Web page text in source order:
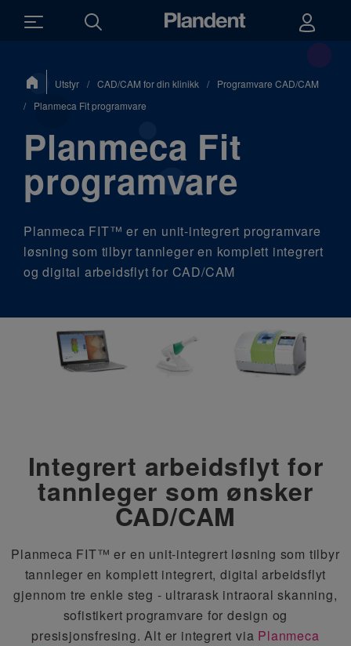
Du
er
her:
Utstyr / CAD/CAM for din klinikk / Programvare CAD/CAM
/ Planmeca Fit programvare
Planmeca Fit
programvare
Planmeca FIT™ er en unit-integrert programvare
løsning som tilbyr tannleger en komplett integrert
og digital arbeidsflyt for CAD/CAM
Integrert arbeidsflyt for
tannleger som ønsker
CAD/CAM
Planmeca FIT™ er en unit-integrert løsning som tilbyr
tannleger en komplett integrert, digital arbeidsflyt
gjennom tre enkle steg - ultrarask intraoral skanning,
sofistikert programvare for design og
presisjonsfresing. Alt er integrert via Planmeca